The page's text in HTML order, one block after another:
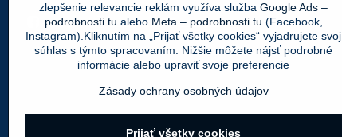
Facebook Instagram Youtube
zlepšenie relevancie reklám využíva služba Google Ads –
podrobnosti tu alebo Meta – podrobnosti tu (Facebook,
Instagram).Kliknutím na „Prijať všetky cookies“ vyjadrujete svoj
súhlas s týmto spracovaním. Nižšie môžete nájsť podrobné
informácie alebo upraviť svoje preferencie
Zásady ochrany osobných údajov
Prijať všetky cookies